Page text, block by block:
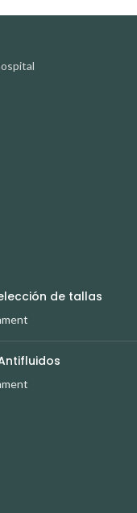
de tallas